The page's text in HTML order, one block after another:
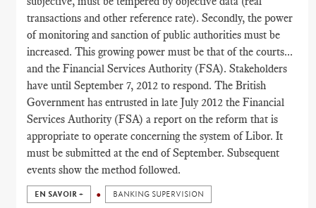
transactions and other reference rate). Secondly, the power
of monitoring and sanction of public authorities must be
increased. This growing power must be that of the courts...
and the Financial Services Authority (FSA). Stakeholders
have until September 7, 2012 to respond. The British
Government has entrusted in late July 2012 the Financial
Services Authority (FSA) a report on the reform that is
appropriate to operate concerning the system of Libor. It
must be submitted at the end of September. Subsequent
events show the method followed.
EN SAVOIR + BANKING SUPERVISION